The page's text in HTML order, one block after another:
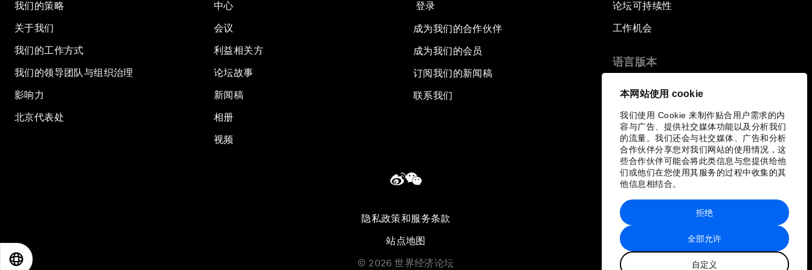
本网站使用 cookie
我们使用 Cookie 来制作贴合用户需求的内
容与广告、提供社交媒体功能以及分析我们
的流量。我们还会与社交媒体、广告和分析
合作伙伴分享您对我们网站的使用情况，这
些合作伙伴可能会将此类信息与您提供给他
们或他们在您使用其服务的过程中收集的其
他信息相结合。
全部允许
自定义
拒绝
我们的策略
关于我们
我们的工作方式
我们的领导团队与组织治理
影响力
北京代表处
中心
会议
利益相关方
论坛故事
新闻稿
相册
视频
登录
成为我们的合作伙伴
成为我们的会员
订阅我们的新闻稿
联系我们
论坛可持续性
工作机会
语言版本
隐私政策和服务条款
站点地图
© 2026 世界经济论坛